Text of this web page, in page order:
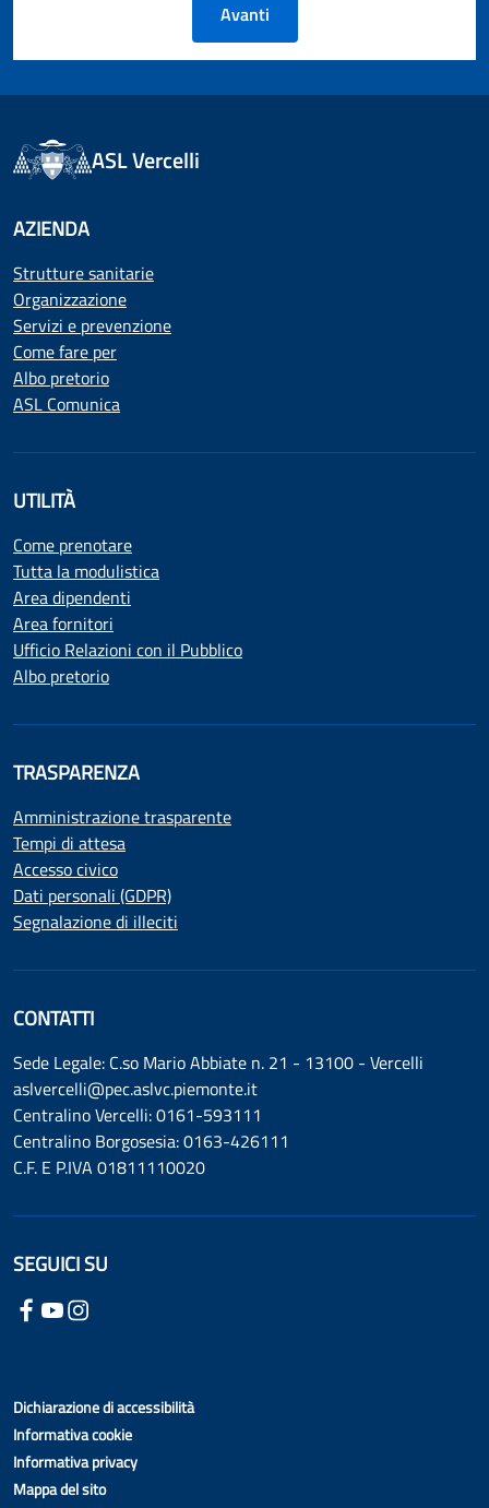
Avanti
ASL Vercelli
AZIENDA
Strutture sanitarie
Organizzazione
Servizi e prevenzione
Come fare per
Albo pretorio
ASL Comunica
UTILITÀ
Come prenotare
Tutta la modulistica
Area dipendenti
Area fornitori
Ufficio Relazioni con il Pubblico
Albo pretorio
TRASPARENZA
Amministrazione trasparente
Tempi di attesa
Accesso civico
Dati personali (GDPR)
Segnalazione di illeciti
CONTATTI
Sede Legale: C.so Mario Abbiate n. 21 - 13100 - Vercelli
aslvercelli@pec.aslvc.piemonte.it
Centralino Vercelli: 0161-593111
Centralino Borgosesia: 0163-426111
C.F. E P.IVA 01811110020
SEGUICI SU
Dichiarazione di accessibilità
Informativa cookie
Informativa privacy
Mappa del sito